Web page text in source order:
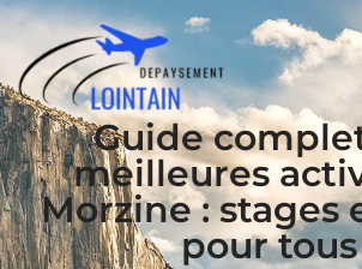
Guide
meilleures
Morzine : stages
pour tous